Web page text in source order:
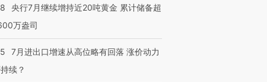
央行7月继续增持近20吨黄金 累计储备超
万盎司
7月进出口增速从高位略有回落 涨价动力
续？